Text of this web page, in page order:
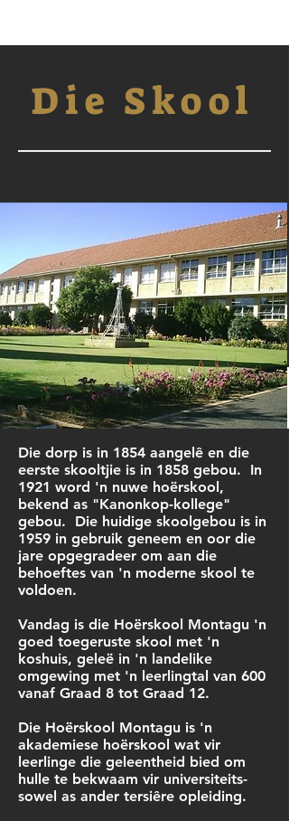
Die Skool
Die dorp is in 1854 aangelê en die
eerste skooltjie is in 1858 gebou. In
1921 word 'n nuwe hoërskool,
bekend as "Kanonkop-kollege"
gebou. Die huidige skoolgebou is in
1959 in gebruik geneem en oor die
jare opgegradeer om aan die
behoeftes van 'n moderne skool te
voldoen.
Vandag is die Hoërskool Montagu 'n
goed toegeruste skool met 'n
koshuis, geleë in 'n landelike
omgewing met 'n leerlingtal van 600
vanaf Graad 8 tot Graad 12.
Die Hoërskool Montagu is 'n
akademiese hoërskool wat vir
leerlinge die geleentheid bied om
hulle te bekwaam vir universiteits-
sowel as ander tersiêre opleiding.